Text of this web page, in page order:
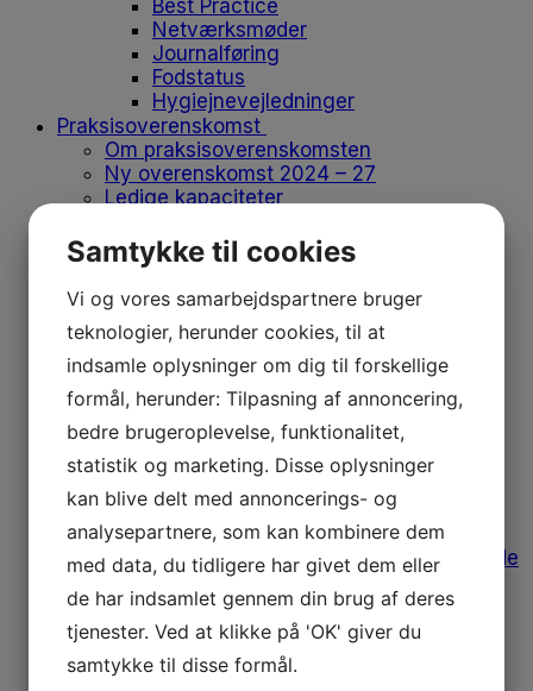
Best Practice
Netværksmøder
Journalføring
Fodstatus
Hygiejnevejledninger
Praksisoverenskomst
Om praksisoverenskomsten
Ny overenskomst 2024 – 27
Ledige kapaciteter
Ny med ydernummer
Opsig eller overdrag ydernummer
Vikar og medhjælp
Flyt klinik
Produkter på positivlisten
Afregn med regionen
Medlemskab
Medlemskab
Bliv medlem
Kontingent
Forsikringer
Afregning af udgifter
Medlemstilbud
Bomærke, varemærke og designguide
Medlemsfordele
Leverandørliste
Job og klinikker til salg
Fodens Dag
Studerende
Samtykke til cookies
Vi og vores samarbejdspartnere bruger
teknologier, herunder cookies, til at
indsamle oplysninger om dig til forskellige
formål, herunder: Tilpasning af annoncering,
bedre brugeroplevelse, funktionalitet,
statistik og marketing. Disse oplysninger
kan blive delt med annoncerings- og
analysepartnere, som kan kombinere dem
med data, du tidligere har givet dem eller
de har indsamlet gennem din brug af deres
tjenester. Ved at klikke på 'OK' giver du
samtykke til disse formål.